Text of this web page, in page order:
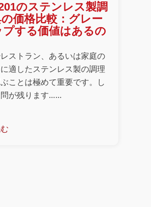
のステンレス製調
価格比較：グレー
プする価値はあるの
ストラン、あるいは家庭の
適したステンレス製の調理
ことは極めて重要です。し
が残ります……